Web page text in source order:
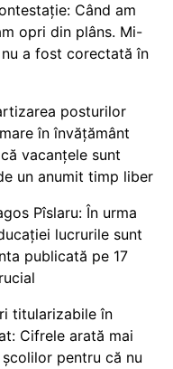
Când am
opri din plâns. Mi-
a fost corectată în
posturilor
în învățământ
vacanțele sunt
un anumit timp liber
Pîslaru: În urma
lucrurile sunt
publicată pe 17
titularizabile în
Cifrele arată mai
pentru că nu